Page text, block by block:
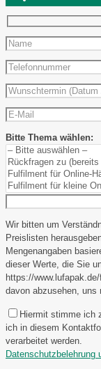
Bitte Thema wählen:
Wir bitten um
Preislisten
Mengenangaben
dieser Werte, die Sie
https://
davon abzusehen, uns
Hiermit stimme ich
ich in diesem
verarbeitet werden.
Datenschutzbelehrung